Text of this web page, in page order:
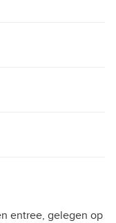
entree, gelegen op